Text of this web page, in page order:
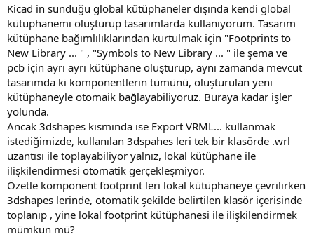
a
t
a
n
i
h
i
Kicad in sunduğu global kütüphaneler dışında kendi global
kütüphanemi oluşturup tasarımlarda kullanıyorum. Tasarım
kütüphane bağımlılıklarından kurtulmak için "Footprints to
New Library ... " , "Symbols to New Library ... " ile şema ve
pcb için ayrı ayrı kütüphane oluşturup, aynı zamanda mevcut
tasarımda ki komponentlerin tümünü, oluşturulan yeni
kütüphaneyle otomaik bağlayabiliyoruz. Buraya kadar işler
yolunda.
Ancak 3dshapes kısmında ise Export VRML... kullanmak
istediğimizde, kullanılan 3dspahes leri tek bir klasörde .wrl
uzantısı ile toplayabiliyor yalnız, lokal kütüphane ile
ilişkilendirmesi otomatik gerçekleşmiyor.
Özetle komponent footprint leri lokal kütüphaneye çevrilirken
3dshapes lerinde, otomatik şekilde belirtilen klasör içerisinde
toplanıp , yine lokal footprint kütüphanesi ile ilişkilendirmek
mümkün mü?